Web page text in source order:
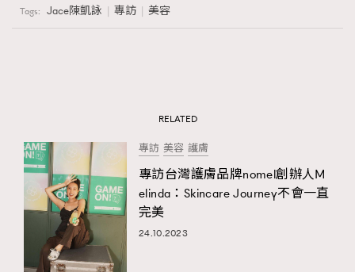
Tags: Jace陳凱詠 專訪 美容
RELATED
專訪 美容 護膚
專訪台灣護膚品牌nomel創辦人M
elinda：Skincare Journey不會一直
完美
24.10.2023